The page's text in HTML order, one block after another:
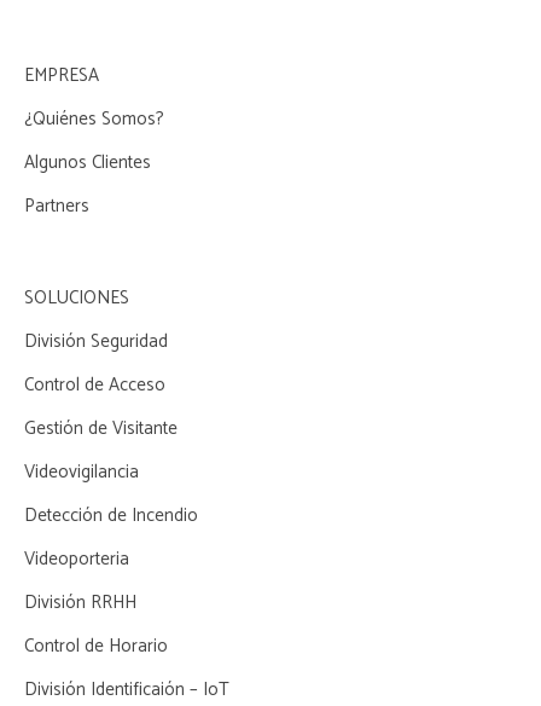
EMPRESA
¿Quiénes Somos?
Algunos Clientes
Partners
SOLUCIONES
División Seguridad
Control de Acceso
Gestión de Visitante
Videovigilancia
Detección de Incendio
Videoporteria
División RRHH
Control de Horario
División Identificaión – IoT